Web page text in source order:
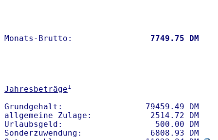
Monats-Brutto: 7749.75 DM
Jahresbeträge1
Grundgehalt:                 79459.49 DM
allgemeine Zulage:            2514.72 DM
Urlaubsgeld:                   500.00 DM
Sonderzuwendung:              6808.93 DM